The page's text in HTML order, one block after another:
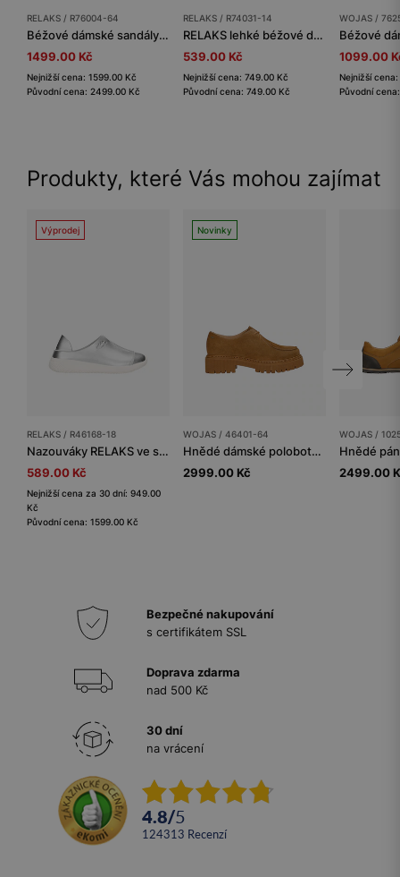
RELAKS / R76004-64
Béžové dámské sandály ve stylu espadril RELAKS
1499.00 Kč
Nejnižší cena: 1599.00 Kč
Původní cena: 2499.00 Kč
RELAKS / R74031-14
RELAKS lehké béžové dámské sandály z EVA pěny
539.00 Kč
Nejnižší cena: 749.00 Kč
Původní cena: 749.00 Kč
WOJAS /
1099.00
Nejnižší
Původní
Produkty, které Vás mohou zajímat
Výprodej
RELAKS / R46168-18
Nazouváky RELAKS ve stříbrné barvě
589.00 Kč
Nejnižší cena za 30 dní: 949.00
Kč
Původní cena: 1599.00 Kč
Novinky
WOJAS / 46401-64
Hnědé dámské polobotky s dekorativním mokasínovým švem
2999.00 Kč
WOJAS /
2499.00
Bezpečné nakupování
s certifikátem SSL
Doprava zdarma
nad 500 Kč
30 dní
na vrácení
4.8/5
124313 recenzí